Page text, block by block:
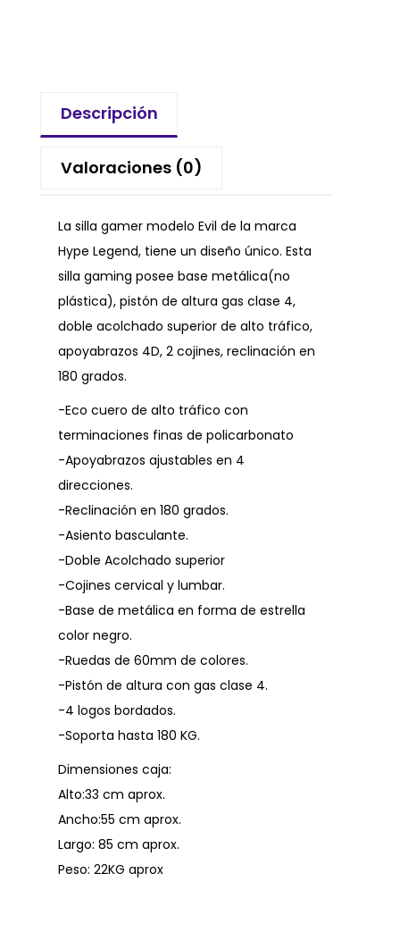
Descripción
Valoraciones (0)
La silla gamer modelo Evil de la marca
Hype Legend, tiene un diseño único. Esta
silla gaming posee base metálica(no
plástica), pistón de altura gas clase 4,
doble acolchado superior de alto tráfico,
apoyabrazos 4D, 2 cojines, reclinación en
180 grados.
-Eco cuero de alto tráfico con
terminaciones finas de policarbonato
-Apoyabrazos ajustables en 4
direcciones.
-Reclinación en 180 grados.
-Asiento basculante.
-Doble Acolchado superior
-Cojines cervical y lumbar.
-Base de metálica en forma de estrella
color negro.
-Ruedas de 60mm de colores.
-Pistón de altura con gas clase 4.
-4 logos bordados.
-Soporta hasta 180 KG.
Dimensiones caja:
Alto:33 cm aprox.
Ancho:55 cm aprox.
Largo: 85 cm aprox.
Peso: 22KG aprox